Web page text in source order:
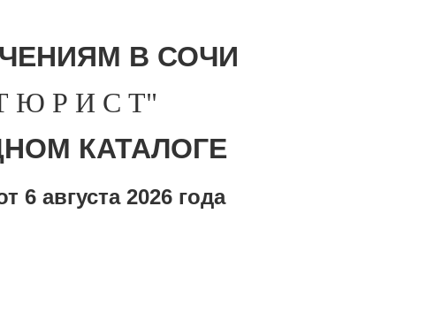
В СОЧИ
Ю Р И С Т"
КАТАЛОГЕ
6 августа 2026 года